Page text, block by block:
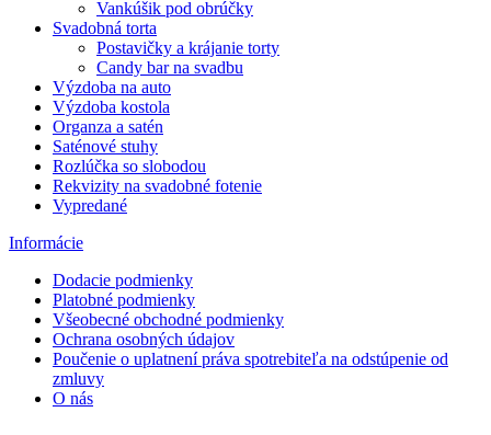
Vankúšik pod obrúčky
Svadobná torta
Postavičky a krájanie torty
Candy bar na svadbu
Výzdoba na auto
Výzdoba kostola
Organza a satén
Saténové stuhy
Rozlúčka so slobodou
Rekvizity na svadobné fotenie
Vypredané
Informácie
Dodacie podmienky
Platobné podmienky
Všeobecné obchodné podmienky
Ochrana osobných údajov
Poučenie o uplatnení práva spotrebiteľa na odstúpenie od
zmluvy
O nás